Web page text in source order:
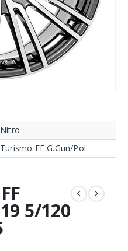
Nitro
Turismo FF G.Gun/Pol
5/120